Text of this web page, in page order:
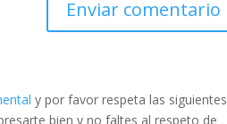
y por favor respeta las siguientes
bien y no faltes al respeto de